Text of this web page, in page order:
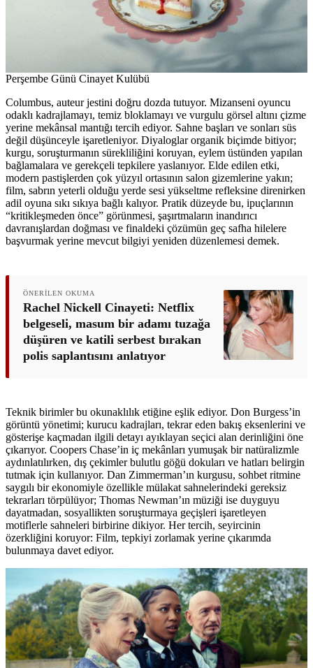
Perşembe Günü Cinayet Kulübü
Columbus, auteur jestini doğru dozda tutuyor. Mizanseni oyuncu
odaklı kadrajlamayı, temiz bloklamayı ve vurgulu görsel altını çizme
yerine mekânsal mantığı tercih ediyor. Sahne başları ve sonları süs
değil düşünceyle işaretleniyor. Diyaloglar organik biçimde bitiyor;
kurgu, soruşturmanın sürekliliğini koruyan, eylem üstünden yapılan
bağlamalara ve gerekçeli tepkilere yaslanıyor. Elde edilen etki,
modern pastişlerden çok yüzyıl ortasının salon gizemlerine yakın;
film, sabrın yeterli olduğu yerde sesi yükseltme refleksine direnirken
adil oyuna sıkı sıkıya bağlı kalıyor. Pratik düzeyde bu, ipuçlarının
“kritikleşmeden önce” görünmesi, şaşırtmaların inandırıcı
davranışlardan doğması ve finaldeki çözümün geç safha hilelere
başvurmak yerine mevcut bilgiyi yeniden düzenlemesi demek.
ÖNERILEN OKUMA
Rachel Nickell Cinayeti: Netflix
belgeseli, masum bir adamı tuzağa
düşüren ve katili serbest bırakan
polis saplantısını anlatıyor
Teknik birimler bu okunaklılık etiğine eşlik ediyor. Don Burgess’in
görüntü yönetimi; kurucu kadrajları, tekrar eden bakış eksenlerini ve
gösterişe kaçmadan ilgili detayı ayıklayan seçici alan derinliğini öne
çıkarıyor. Coopers Chase’in iç mekânları yumuşak bir natüralizmle
aydınlatılırken, dış çekimler bulutlu göğü dokuları ve hatları belirgin
tutmak için kullanıyor. Dan Zimmerman’ın kurgusu, sohbet ritmine
saygılı bir ekonomiyle özellikle mülakat sahnelerindeki gereksiz
tekrarları törpülüyor; Thomas Newman’ın müziği ise duyguyu
dayatmadan, sosyallikten soruşturmaya geçişleri işaretleyen
motiflerle sahneleri birbirine dikiyor. Her tercih, seyircinin
özerkliğini koruyor: Film, tepkiyi zorlamak yerine çıkarımda
bulunmaya davet ediyor.